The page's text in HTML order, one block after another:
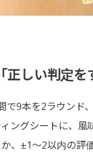
正しい判定を
で9本を2ラウンド
ングシートに、
、±1〜2以内の評